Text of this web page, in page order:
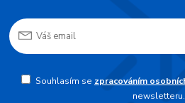
Souhlasím se zpracováním
newsletteru.